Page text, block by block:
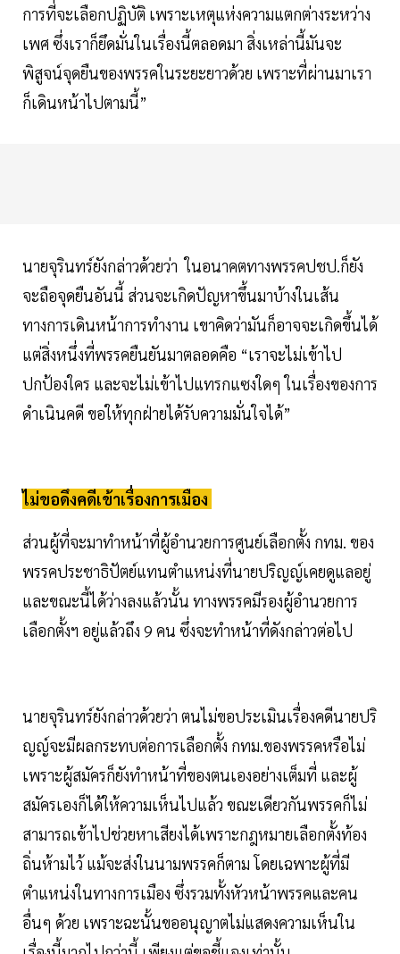
การที่จะเลือกปฏิบัติ เพราะเหตุแห่งความแตกต่างระหว่าง
เพศ ซึ่งเราก็ยึดมั่นในเรื่องนี้ตลอดมา สิ่งเหล่านี้มันจะ
พิสูจน์จุดยืนของพรรคในระยะยาวด้วย เพราะที่ผ่านมาเรา
ก็เดินหน้าไปตามนี้”
นายจุรินทร์ยังกล่าวด้วยว่า ในอนาคตทางพรรคปชป.ก็ยัง
จะถือจุดยืนอันนี้ ส่วนจะเกิดปัญหาขึ้นมาบ้างในเส้น
ทางการเดินหน้าการทำงาน เขาคิดว่ามันก็อาจจะเกิดขึ้นได้
แต่สิ่งหนึ่งที่พรรคยืนยันมาตลอดคือ “เราจะไม่เข้าไป
ปกป้องใคร และจะไม่เข้าไปแทรกแซงใดๆ ในเรื่องของการ
ดำเนินคดี ขอให้ทุกฝ่ายได้รับความมั่นใจได้”
ไม่ขอดึงคดีเข้าเรื่องการเมือง
ส่วนผู้ที่จะมาทำหน้าที่ผู้อำนวยการศูนย์เลือกตั้ง กทม. ของ
พรรคประชาธิปัตย์แทนตำแหน่งที่นายปริญญ์เคยดูแลอยู่
และขณะนี้ได้ว่างลงแล้วนั้น ทางพรรคมีรองผู้อำนวยการ
เลือกตั้งฯ อยู่แล้วถึง 9 คน ซึ่งจะทำหน้าที่ดังกล่าวต่อไป
นายจุรินทร์ยังกล่าวด้วยว่า ตนไม่ขอประเมินเรื่องคดีนายปริ
ญญ์จะมีผลกระทบต่อการเลือกตั้ง กทม.ของพรรคหรือไม่
เพราะผู้สมัครก็ยังทำหน้าที่ของตนเองอย่างเต็มที่ และผู้
สมัครเองก็ได้ให้ความเห็นไปแล้ว ขณะเดียวกันพรรคก็ไม่
สามารถเข้าไปช่วยหาเสียงได้เพราะกฎหมายเลือกตั้งท้อง
ถิ่นห้ามไว้ แม้จะส่งในนามพรรคก็ตาม โดยเฉพาะผู้ที่มี
ตำแหน่งในทางการเมือง ซึ่งรวมทั้งหัวหน้าพรรคและคน
อื่นๆ ด้วย เพราะฉะนั้นขออนุญาตไม่แสดงความเห็นใน